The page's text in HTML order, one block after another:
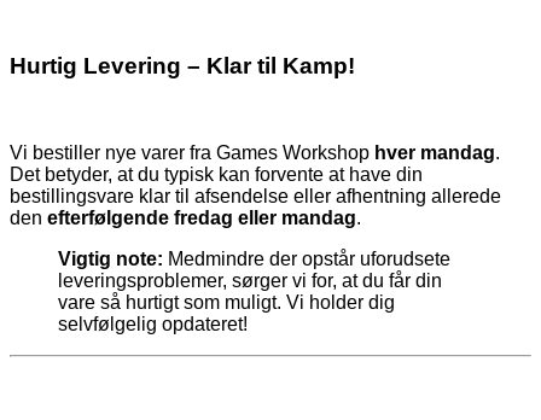
Hurtig Levering – Klar til Kamp!
Vi bestiller nye varer fra Games Workshop hver mandag.
Det betyder, at du typisk kan forvente at have din
bestillingsvare klar til afsendelse eller afhentning allerede
den efterfølgende fredag eller mandag.
Vigtig note: Medmindre der opstår uforudsete
leveringsproblemer, sørger vi for, at du får din
vare så hurtigt som muligt. Vi holder dig
selvfølgelig opdateret!